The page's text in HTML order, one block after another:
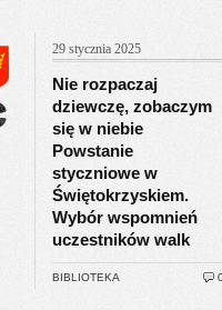
29 stycznia 2025
Nie rozpaczaj
dziewczę, zobaczym
się w niebie
Powstanie
styczniowe w
Świętokrzyskiem.
Wybór wspomnień
uczestników walk
BIBLIOTEKA